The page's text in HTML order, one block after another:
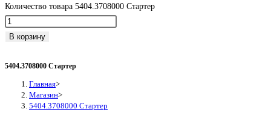
Количество товара 5404.3708000 Стартер
В корзину
5404.3708000 Стартер
Главная>
Магазин>
5404.3708000 Стартер